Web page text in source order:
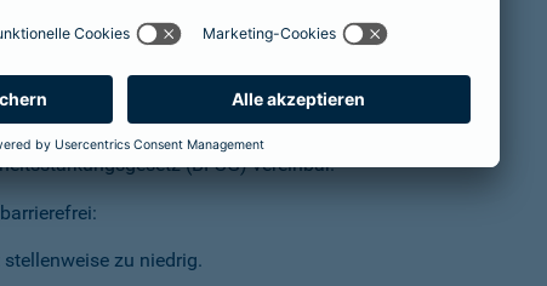
(BFSG) vereinbar.
zu niedrig.